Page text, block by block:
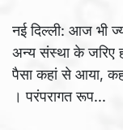
नई दिल्ली: आज भी
अन्य संस्था के जरिए
पैसा कहां से आया,
। परंपरागत रूप...